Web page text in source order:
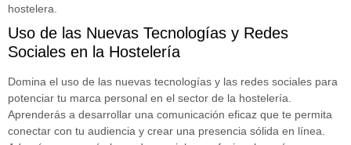
hostelera.
Uso de las Nuevas Tecnologías y Redes
Sociales en la Hostelería
Domina el uso de las nuevas tecnologías y las redes sociales para
potenciar tu marca personal en el sector de la hostelería.
Aprenderás a desarrollar una comunicación eficaz que te permita
conectar con tu audiencia y crear una presencia sólida en línea.